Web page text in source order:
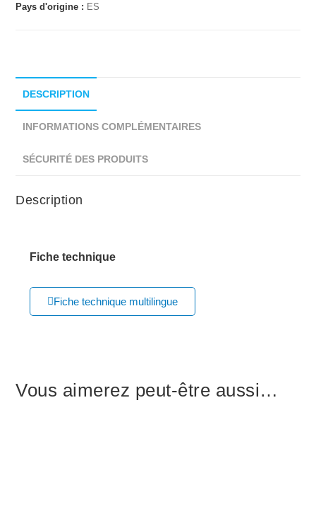
Pays d'origine : ES
DESCRIPTION
INFORMATIONS COMPLÉMENTAIRES
SÉCURITÉ DES PRODUITS
Description
Fiche technique
Fiche technique multilingue
Vous aimerez peut-être aussi…